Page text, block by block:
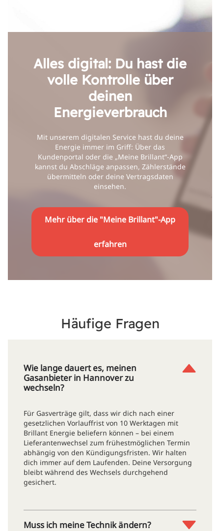
Alles digital: Du hast die
volle Kontrolle über
deinen
Energieverbrauch
Mit unserem digitalen Service hast du deine
Energie immer im Griff: Über das
Kundenportal oder die „Meine Brillant“-App
kannst du Abschläge anpassen, Zählerstände
übermitteln oder deine Vertragsdaten
einsehen.
Mehr über die "Meine Brillant"-App
erfahren
Häufige Fragen
Wie lange dauert es, meinen
Gasanbieter in Hannover zu
wechseln?
Für Gasverträge gilt, dass wir dich nach einer
gesetzlichen Vorlauffrist von 10 Werktagen mit
Brillant Energie beliefern können – bei einem
Lieferantenwechsel zum frühestmöglichen Termin
abhängig von den Kündigungsfristen. Wir halten
dich immer auf dem Laufenden. Deine Versorgung
bleibt während des Wechsels durchgehend
gesichert.
Muss ich meine Technik ändern?